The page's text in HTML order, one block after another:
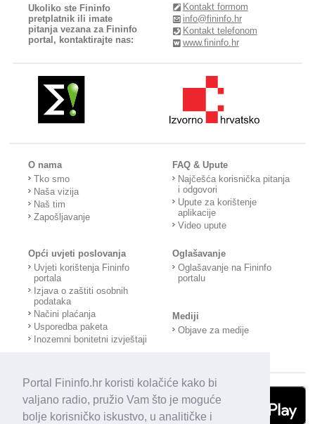
Portal Fininfo.hr koristi kolačiće kako bi
valjano radio, pružio Vam što je moguće
bolje korisničko iskustvo, u analitičke i
Ukoliko ste Fininfo
pretplatnik ili imate
pitanja vezana za Fininfo
portal, kontaktirajte nas:
Kontakt formom
info@fininfo.hr
Kontakt telefonom
www.fininfo.hr
O nama
Tko smo
Naša vizija
Naš tim
Zapošljavanje
FAQ & Upute
Najčešća korisnička pitanja
i odgovori
Upute za korištenje
aplikacije
Video upute
Opći uvjeti poslovanja
Uvjeti korištenja Fininfo
portala
Izjava o zaštiti osobnih
podataka
Načini plaćanja
Usporedba paketa
Inozemni bonitetni izvještaji
Oglašavanje
Oglašavanje na Fininfo
portalu
Mediji
Objave za medije